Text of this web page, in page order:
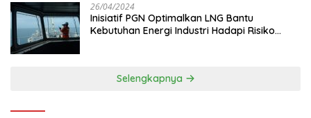
26/04/2024
Inisiatif PGN Optimalkan LNG Bantu
Kebutuhan Energi Industri Hadapi Risiko
Selengkapnya